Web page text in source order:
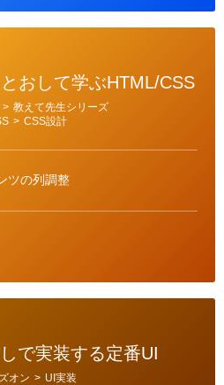
おして学ぶHTML/CSS
> 教えて先生シリーズ
> CSS設計
ツの列調整
で実装する定番UI
オン > UI実装